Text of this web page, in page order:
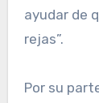
ayudar de
rejas”.
Por su